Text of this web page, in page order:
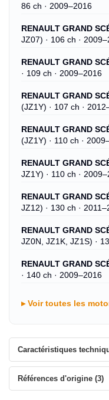
86 ch · 2009–2016
RENAULT GRAND
JZ07) · 106 ch ·
RENAULT GRAND
· 109 ch · 2009–2016
RENAULT GRAND
(JZ1Y) · 107 ch ·
RENAULT GRAND
(JZ1Y) · 110 ch ·
RENAULT GRAND
JZ1Y) · 110 ch ·
RENAULT GRAND
JZ12) · 130 ch ·
RENAULT GRAND
JZ0N, JZ1K, JZ1S) ·
RENAULT GRAND
· 140 ch · 2009–2016
Voir toutes les
Caractéristiques
Références d'origine (3)